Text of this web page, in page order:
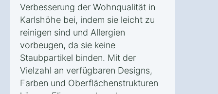
Verbesserung der Wohnqualität in
Karlshöhe bei, indem sie leicht zu
reinigen sind und Allergien
vorbeugen, da sie keine
Staubpartikel binden. Mit der
Vielzahl an verfügbaren Designs,
Farben und Oberflächenstrukturen